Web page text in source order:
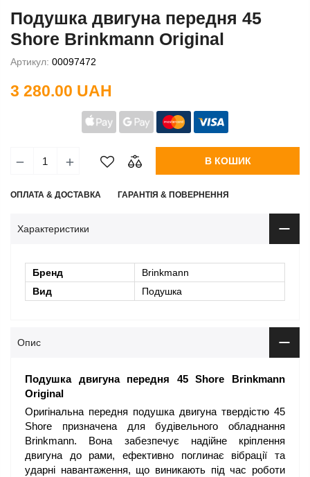
Подушка двигуна передня 45
Shore Brinkmann Original
Артикул: 00097472
3 280.00 UAH
В КОШИК
ОПЛАТА & ДОСТАВКА ГАРАНТІЯ & ПОВЕРНЕННЯ
Характеристики
Бренд
Brinkmann
Вид
Подушка
Опис
Подушка двигуна передня 45 Shore Brinkmann
Original
Оригінальна передня подушка двигуна твердістю 45
Shore призначена для будівельного обладнання
Brinkmann. Вона забезпечує надійне кріплення
двигуна до рами, ефективно поглинає вібрації та
ударні навантаження, що виникають під час роботи